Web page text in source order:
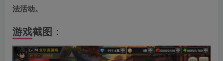
法活动。
游戏截图：